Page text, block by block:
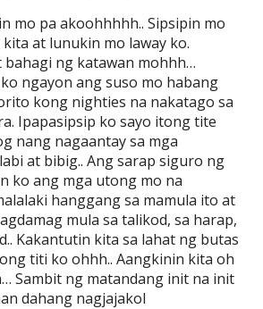
mo pa akoohhhhh.. Sipsipin mo
at lunukin mo laway ko.
bahagi ng katawan mohhh…
ngayon ang suso mo habang
kong nighties na nakatago sa
Ipapasipsip ko sayo itong tite
nang nagaantay sa mga
at bibig.. Ang sarap siguro ng
ko ang mga utong mo na
hanggang sa mamula ito at
mula sa talikod, sa harap,
Kakantutin kita sa lahat ng butas
titi ko ohhh.. Aangkinin kita oh
Sambit ng matandang init na init
dahang nagjajakol